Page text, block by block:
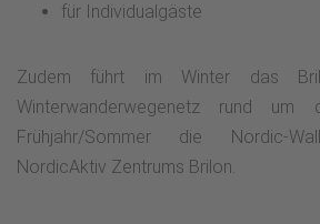
für Individualgäste
Zudem führt im Winter das
Winterwanderwegenetz rund
Frühjahr/Sommer die Nordic-
NordicAktiv Zentrums Brilon.